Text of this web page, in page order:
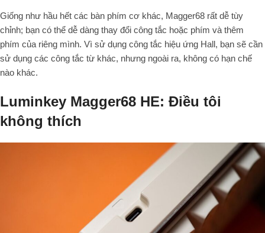
Giống như hầu hết các bàn phím cơ khác, Magger68 rất dễ tùy
chỉnh; bạn có thể dễ dàng thay đổi công tắc hoặc phím và thêm
phím của riêng mình. Vì sử dụng công tắc hiệu ứng Hall, bạn sẽ cần
sử dụng các công tắc từ khác, nhưng ngoài ra, không có hạn chế
nào khác.
Luminkey Magger68 HE: Điều tôi
không thích